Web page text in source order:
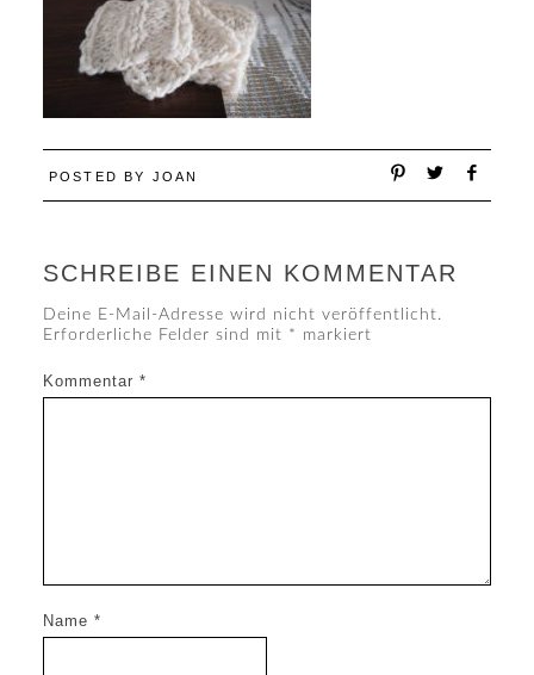
POSTED BY JOAN
SCHREIBE EINEN KOMMENTAR
Deine E-Mail-Adresse wird nicht veröffentlicht.
Erforderliche Felder sind mit * markiert
Kommentar *
Name *